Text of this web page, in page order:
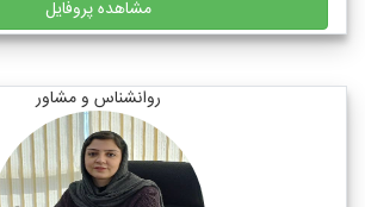
مشاهده پروفایل
روانشناس و مشاور